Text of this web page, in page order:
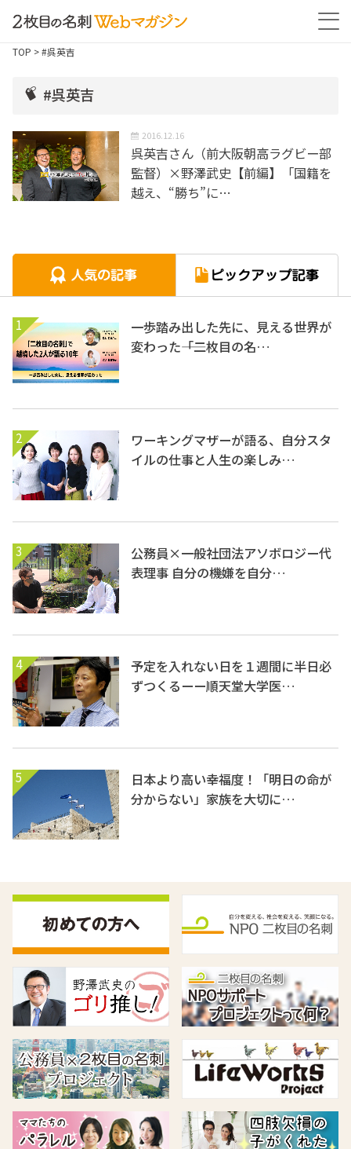
TOP > #呉英吉
#呉英吉
2016.12.16
呉英吉さん（前大阪朝高ラグビー部
監督）×野澤武史【前編】「国籍を
越え、“勝ち”に…
1
一歩踏み出した先に、見える世界が
変わった――「二枚目の名…
2
ワーキングマザーが語る、自分スタ
イルの仕事と人生の楽しみ…
3
公務員×一般社団法アソボロジー代
表理事 自分の機嫌を自分…
4
予定を入れない日を１週間に半日必
ずつくるーー順天堂大学医…
5
日本より高い幸福度！「明日の命が
分からない」家族を大切に…